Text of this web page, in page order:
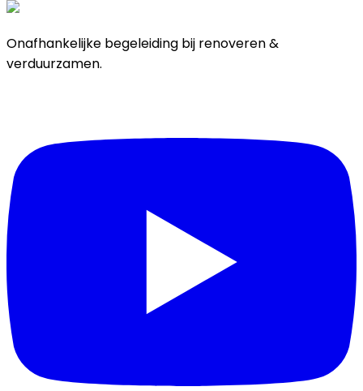
Onafhankelijke begeleiding bij renoveren &
verduurzamen.